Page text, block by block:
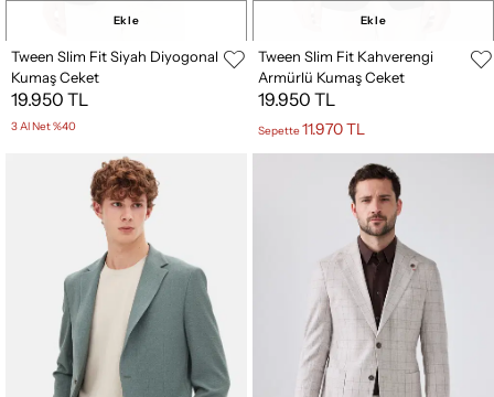
Ekle
Tween Slim Fit Siyah Diyogonal
Kumaş Ceket
19.950 TL
3 Al Net %40
Ekle
Tween Slim Fit Kahverengi
Armürlü Kumaş Ceket
19.950 TL
Sepette 11.970 TL